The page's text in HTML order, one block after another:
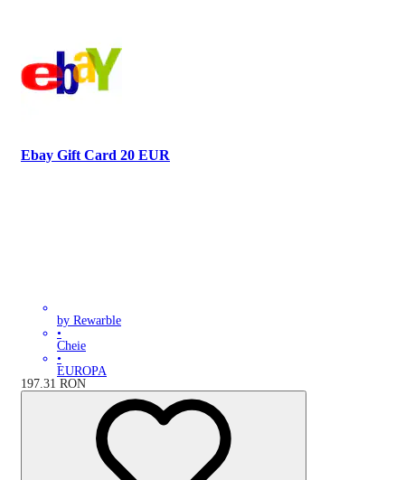
Ebay Gift Card 20 EUR
by Rewarble
•
Cheie
•
EUROPA
197.31 RON